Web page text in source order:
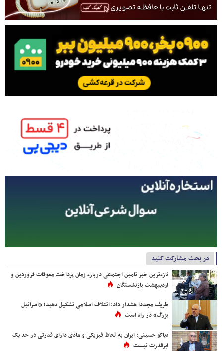
در بحث مشارکت کنید
تازه‌ترین خبر تامین اجتماعی درباره زمان پرداخت معوقات فروردین و
اردیبهشت بازنشستگان
ظریف مجددا هشدار داد: ائتلاف اسلامی تشکیل دهید؛ «اسرائیل
بزرگ» در راه است
دیاکو حسینی: ایران به لحاظ فیزیکی و مادی دارای قدرتی در حد یک
ابرقدرت نیست